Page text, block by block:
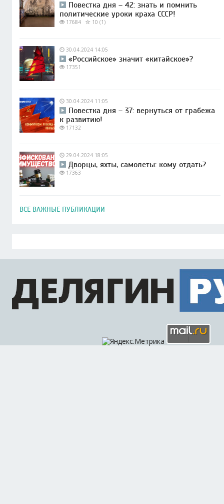
Повестка дня – 42: знать и помнить
политические уроки краха СССР!
17684 10 (1)
30.04.2024 14:05
«Российское» значит «китайское»?
17351
30.04.2024 11:05
Повестка дня – 37: вернуться от грабежа
к развитию!
17132
29.04.2024 18:05
Дворцы, яхты, самолеты: кому отдать?
17363
ВСЕ ВАЖНЫЕ ПУБЛИКАЦИИ